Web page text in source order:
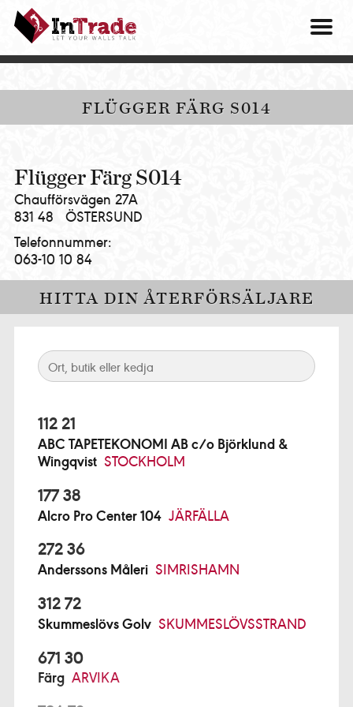
Intrade
ITG
AB
|
your
talk
FLÜGGER FÄRG S014
Flügger Färg S014
Chaufförsvägen 27A
831 48
ÖSTERSUND
Telefonnummer:
063-10 10 84
HITTA DIN ÅTERFÖRSÄLJARE
112 21
ABC TAPETEKONOMI AB c/o Björklund &
Wingqvist STOCKHOLM
177 38
Alcro Pro Center 104 JÄRFÄLLA
272 36
Anderssons Måleri SIMRISHAMN
312 72
Skummeslövs Golv SKUMMESLÖVSSTRAND
671 30
Färg ARVIKA
OM
VÅRA
HITTA